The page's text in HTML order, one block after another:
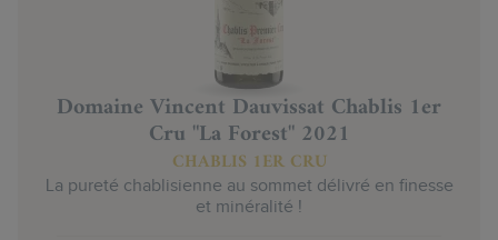
Domaine Vincent Dauvissat Chablis 1er
Cru "La Forest" 2021
CHABLIS 1ER CRU
La pureté chablisienne au sommet délivré en finesse
et minéralité !